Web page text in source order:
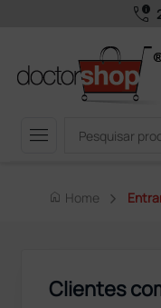
call_quality
menu
home Home
Clientes